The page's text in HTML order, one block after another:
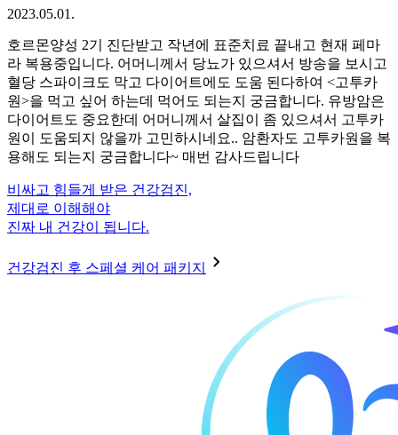
2023.05.01.
호르몬양성 2기 진단받고 작년에 표준치료 끝내고 현재 페마
라 복용중입니다. 어머니께서 당뇨가 있으셔서 방송을 보시고
혈당 스파이크도 막고 다이어트에도 도움 된다하여 <고투카
원>을 먹고 싶어 하는데 먹어도 되는지 궁금합니다. 유방암은
다이어트도 중요한데 어머니께서 살집이 좀 있으셔서 고투카
원이 도움되지 않을까 고민하시네요.. 암환자도 고투카원을 복
용해도 되는지 궁금합니다~ 매번 감사드립니다
비싸고 힘들게 받은 건강검진,
제대로 이해해야
진짜 내 건강이 됩니다.
건강검진 후 스페셜 케어 패키지